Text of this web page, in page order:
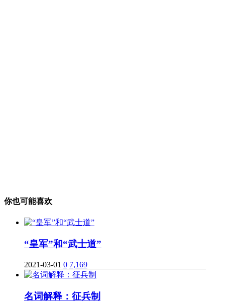
你也可能喜欢
“皇军”和“武士道”
2021-03-01 0 7,169
名词解释：征兵制